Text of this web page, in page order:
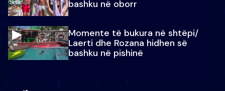
bashku në oborr
Momente të bukura në shtëpi/
Laerti dhe Rozana hidhen së
bashku në pishinë